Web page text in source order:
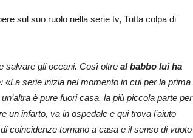
sul suo ruolo nella serie tv, Tutta colpa di
salvare gli oceani. Così oltre al babbo lui ha
«La serie inizia nel momento in cui per la prima
è pure fuori casa, la più piccola parte per
un infarto, va in ospedale e qui trova l’aiuto
coincidenze tornano a casa e il senso di vuoto